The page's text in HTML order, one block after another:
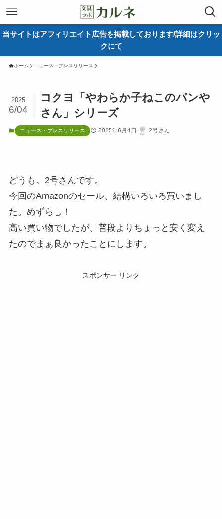
当サイトはアフィリエイト広告を掲載しております/詳細はクリッ
クにて
ホーム ニュース・プレスリリース
コクヨ「やわらか子ねこのパンや
さん」シリーズ
2025
6/04
ニュース・プレスリリース 2025年6月4日 2号さん
どうも。2号さんです。
今回のAmazonのセール、結構いろいろ買いまし
た。めずらし！
高い買い物でしたが、普段よりちょっと安く変え
たのでまぁ良かったことにします。
スポンサー リンク